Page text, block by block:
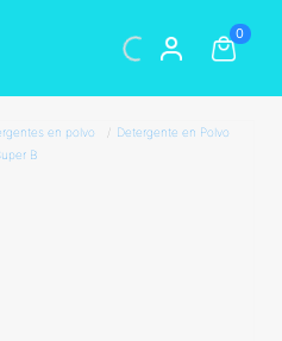
0
en polvo / Detergente en Polvo
B